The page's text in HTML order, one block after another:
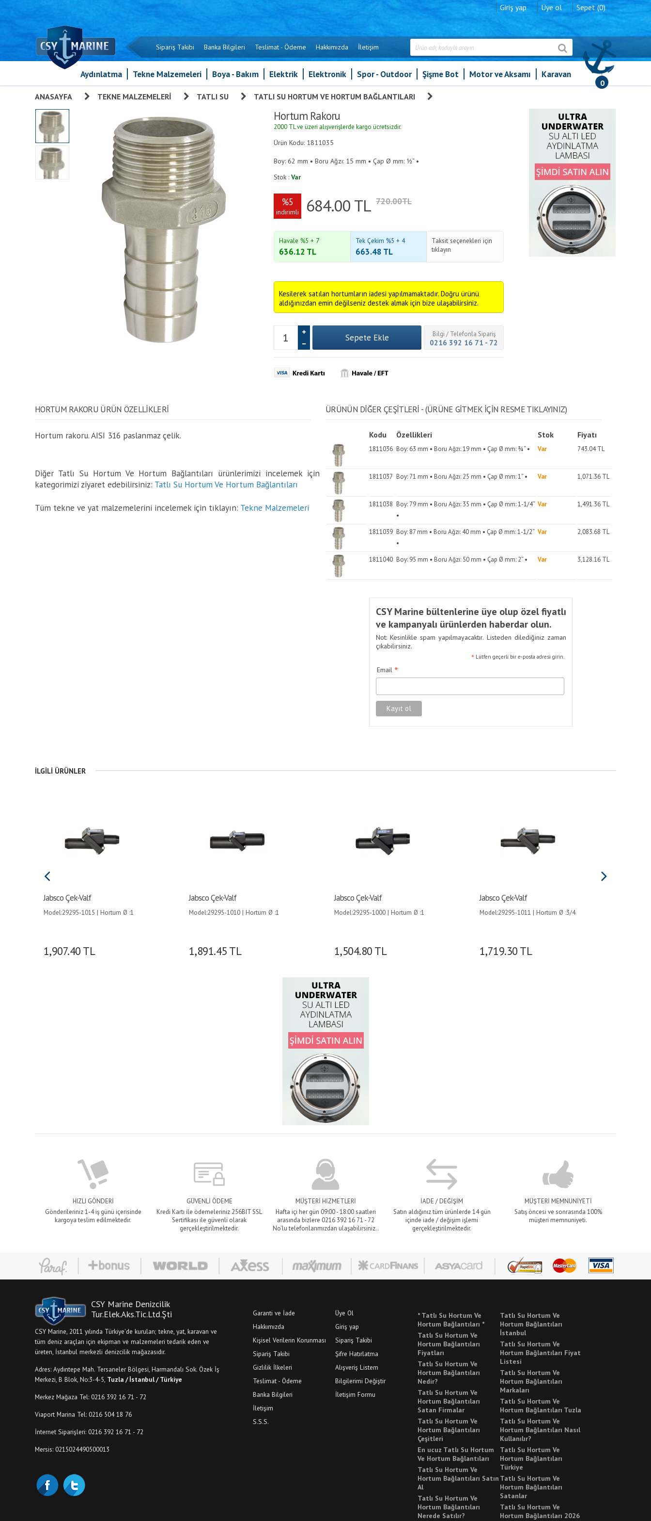
Giriş yap Üye ol Sepet (0)
Sipariş Takibi Banka Bilgileri Teslimat - Ödeme Hakkımızda İletişim
0
Aydınlatma Tekne Malzemeleri Boya - Bakım Elektrik Elektronik Spor - Outdoor Şişme Bot Motor ve Aksamı Karavan
ANASAYFA TEKNE MALZEMELERI TATLI SU TATLI SU HORTUM VE HORTUM BAĞLANTILARI
Hortum Rakoru
2000 TL ve üzeri alışverişlerde kargo ücretsizdir.
Ürün Kodu: 1811035
Boy: 62 mm • Boru Ağzı: 15 mm • Çap Ø mm: ½“ •
Stok : Var
%5
indirimli 684.00 TL 720.00TL
Havale %5 + 7
636.12 TL
Tek Çekim %5 + 4
663.48 TL
Taksit seçenekleri için
tıklayın
Kesilerek satılan hortumların iadesi yapılmamaktadır. Doğru ürünü
aldığınızdan emin değilseniz destek almak için bize ulaşabilirsiniz.
Bilgi / Telefonla Sipariş
0216 392 16 71 - 72
HORTUM RAKORU ÜRÜN ÖZELLİKLERİ
Hortum rakoru. AISI 316 paslanmaz çelik.
Diğer Tatlı Su Hortum Ve Hortum Bağlantıları ürünlerimizi incelemek için
kategorimizi ziyaret edebilirsiniz: Tatlı Su Hortum Ve Hortum Bağlantıları
Tüm tekne ve yat malzemelerini incelemek için tıklayın: Tekne Malzemeleri
ÜRÜNÜN DİĞER ÇEŞİTLERİ - (ÜRÜNE GITMEK IÇIN RESME TIKLAYINIZ)
Kodu Özellikleri Stok Fiyatı
1811036 Boy: 63 mm • Boru Ağzı: 19 mm • Çap Ø mm: ¾“ • Var 743.04TL
1811037 Boy: 71 mm • Boru Ağzı: 25 mm • Çap Ø mm: 1“ • Var 1,071.36 TL
1811038 Boy: 79 mm • Boru Ağzı: 35 mm • Çap Ø mm: 1-1/4“
•
Var 1,491.36 TL
1811039 Boy: 87 mm • Boru Ağzı: 40 mm • Çap Ø mm: 1-1/2“
•
Var 2,083.68 TL
1811040 Boy: 95 mm • Boru Ağzı: 50 mm • Çap Ø mm: 2“ • Var 3,128.16 TL
CSY Marine bültenlerine üye olup özel fiyatlı
ve kampanyalı ürünlerden haberdar olun.
Not: Kesinlikle spam yapılmayacaktır. Listeden dilediğiniz zaman
çıkabilirsiniz.
* Lütfen geçerli bir e-posta adresi girin.
Email *
İLGILI ÜRÜNLER
Jabsco Çek-Valf
Model:29295-1015 | Hortum Ø :1
1,907.40 TL
Jabsco Çek-Valf
Model:29295-1010 | Hortum Ø :1
1,891.45 TL
Jabsco Çek-Valf
Model:29295-1000 | Hortum Ø :1
1,504.80 TL
Jabsco Çek-Valf
Model:29295-1011 | Hortum Ø :3/4
1,719.30 TL
HIZLI GÖNDERİ
Gönderileriniz 1-4 iş günü içerisinde
kargoya teslim edilmektedir.
GÜVENLİ ÖDEME
Kredi Kartı ile ödemeleriniz 256BIT SSL
Sertifikası ile güvenli olarak
gerçekleştirilmektedir.
MÜŞTERİ HİZMETLERİ
Hafta içi her gün 09:00 - 18:00 saatleri
arasında bizlere 0216 392 16 71 - 72
No’lu telefonlarımızdan ulaşabilirsiniz..
İADE / DEĞİŞİM
Satın aldığınız tüm ürünlerde 14 gün
içinde iade / değişim işlemi
gerçekleştirilmektedir.
MÜŞTERİ MEMNUNİYETİ
Satış öncesi ve sonrasında 100%
müşteri memnuniyeti.
CSY Marine Denizcilik
Tur.Elek.Aks.Tic.Ltd.Şti
CSY Marine, 2011 yılında Türkiye'de kurulan; tekne, yat, karavan ve
tüm deniz araçları için ekipman ve malzemeleri tedarik eden ve
üreten, İstanbul merkezli denizcilik mağazasıdır.
Adres: Aydıntepe Mah. Tersaneler Bölgesi, Harmandalı Sok. Özek İş
Merkezi, B Blok, No:3-4-5, Tuzla / İstanbul / Türkiye
Merkez Mağaza Tel: 0216 392 16 71 - 72
Viaport Marina Tel: 0216 504 18 76
İnternet Siparişleri: 0216 392 16 71 - 72
Mersis: 0215024490500013
Garanti ve İade
Hakkımızda
Kişisel Verilerin Korunması
Sipariş Takibi
Gizlilik İlkeleri
Teslimat - Ödeme
Banka Bilgileri
İletişim
S.S.S.
Üye Ol
Giriş yap
Sipariş Takibi
Şifre Hatırlatma
Alışveriş Listem
Bilgilerimi Değiştir
İletişim Formu
* Tatlı Su Hortum Ve
Hortum Bağlantıları *
Tatlı Su Hortum Ve
Hortum Bağlantıları
Fiyatları
Tatlı Su Hortum Ve
Hortum Bağlantıları
Nedir?
Tatlı Su Hortum Ve
Hortum Bağlantıları
Satan Firmalar
Tatlı Su Hortum Ve
Hortum Bağlantıları
Çeşitleri
En ucuz Tatlı Su Hortum
Ve Hortum Bağlantıları
Tatlı Su Hortum Ve
Hortum Bağlantıları Satın
Al
Tatlı Su Hortum Ve
Hortum Bağlantıları
Nerede Satılır?
Tatlı Su Hortum Ve
Hortum Bağlantıları
İstanbul
Tatlı Su Hortum Ve
Hortum Bağlantıları Fiyat
Listesi
Tatlı Su Hortum Ve
Hortum Bağlantıları
Markaları
Tatlı Su Hortum Ve
Hortum Bağlantıları Tuzla
Tatlı Su Hortum Ve
Hortum Bağlantıları Nasıl
Kullanılır?
Tatlı Su Hortum Ve
Hortum Bağlantıları
Türkiye
Tatlı Su Hortum Ve
Hortum Bağlantıları
Satanlar
Tatlı Su Hortum Ve
Hortum Bağlantıları 2026